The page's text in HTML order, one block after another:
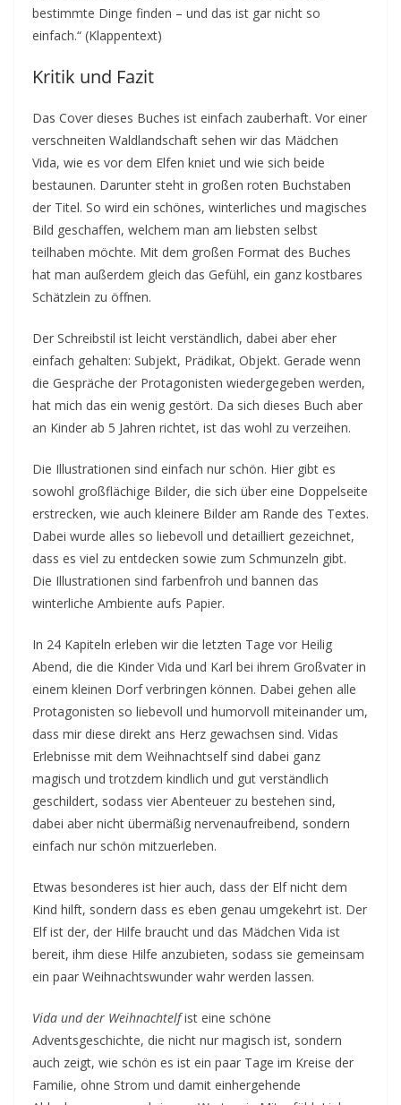
bestimmte Dinge finden – und das ist gar nicht so
einfach.“ (Klappentext)
Kritik und Fazit
Das Cover dieses Buches ist einfach zauberhaft. Vor einer
verschneiten Waldlandschaft sehen wir das Mädchen
Vida, wie es vor dem Elfen kniet und wie sich beide
bestaunen. Darunter steht in großen roten Buchstaben
der Titel. So wird ein schönes, winterliches und magisches
Bild geschaffen, welchem man am liebsten selbst
teilhaben möchte. Mit dem großen Format des Buches
hat man außerdem gleich das Gefühl, ein ganz kostbares
Schätzlein zu öffnen.
Der Schreibstil ist leicht verständlich, dabei aber eher
einfach gehalten: Subjekt, Prädikat, Objekt. Gerade wenn
die Gespräche der Protagonisten wiedergegeben werden,
hat mich das ein wenig gestört. Da sich dieses Buch aber
an Kinder ab 5 Jahren richtet, ist das wohl zu verzeihen.
Die Illustrationen sind einfach nur schön. Hier gibt es
sowohl großflächige Bilder, die sich über eine Doppelseite
erstrecken, wie auch kleinere Bilder am Rande des Textes.
Dabei wurde alles so liebevoll und detailliert gezeichnet,
dass es viel zu entdecken sowie zum Schmunzeln gibt.
Die Illustrationen sind farbenfroh und bannen das
winterliche Ambiente aufs Papier.
In 24 Kapiteln erleben wir die letzten Tage vor Heilig
Abend, die die Kinder Vida und Karl bei ihrem Großvater in
einem kleinen Dorf verbringen können. Dabei gehen alle
Protagonisten so liebevoll und humorvoll miteinander um,
dass mir diese direkt ans Herz gewachsen sind. Vidas
Erlebnisse mit dem Weihnachtself sind dabei ganz
magisch und trotzdem kindlich und gut verständlich
geschildert, sodass vier Abenteuer zu bestehen sind,
dabei aber nicht übermäßig nervenaufreibend, sondern
einfach nur schön mitzuerleben.
Etwas besonderes ist hier auch, dass der Elf nicht dem
Kind hilft, sondern dass es eben genau umgekehrt ist. Der
Elf ist der, der Hilfe braucht und das Mädchen Vida ist
bereit, ihm diese Hilfe anzubieten, sodass sie gemeinsam
ein paar Weihnachtswunder wahr werden lassen.
Vida und der Weihnachtelfist eine schöne
Adventsgeschichte, die nicht nur magisch ist, sondern
auch zeigt, wie schön es ist ein paar Tage im Kreise der
Familie, ohne Strom und damit einhergehende